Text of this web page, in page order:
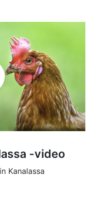
-video
Kanalassa